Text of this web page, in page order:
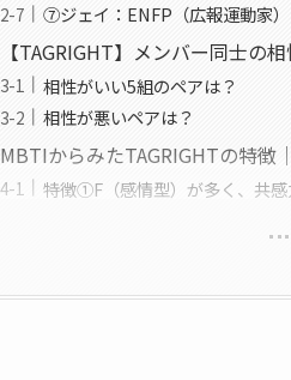
⑦ジェイ：ENFP（広報運動家）
【TAGRIGHT】メンバー同士の
相性がいい5組のペアは？
相性が悪いペアは？
MBTIからみたTAGRIGHTの特徴
特徴①F（感情型）が多く、共感